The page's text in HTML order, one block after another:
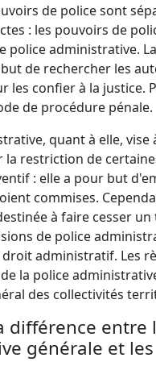
de police sont
: les pouvoirs de
police administrative.
de rechercher les
les confier à la justice.
de procédure pénale.
quant à elle,
la restriction de
: elle a pour but
commises.
à faire cesser
de police
administratif. Les
la police
des collectivités
différence entre
générale et